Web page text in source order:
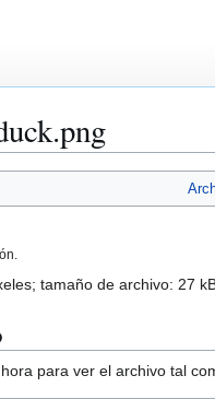
tamaño de archivo: 27
para ver el archivo tal